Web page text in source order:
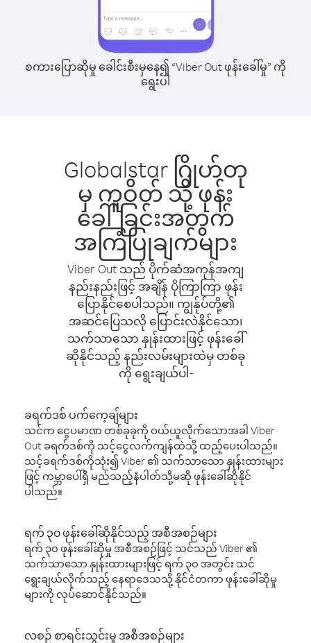
စကားပြောဆိုမှု ခေါင်းစီးမှနေ၍ “Viber Out ဖုန်းခေါ်မှု” ကို
ရွေးပါ
Globalstar ဂြိုဟ်တု
မှ ကူဝိတ် သို့ ဖုန်း
ခေါ်ခြင်းအတွက်
အကြံပြုချက်များ
Viber Out သည် ပိုက်ဆံအကုန်အကျ
နည်းနည်းဖြင့် အချိန် ပိုကြာကြာ ဖုန်း
ပြောနိုင်စေပါသည်။ ကျွန်ုပ်တို့၏
အဆင်ပြေသလို ပြောင်းလဲနိုင်သော၊
သက်သာသော နှုန်းထားဖြင့် ဖုန်းခေါ်
ဆိုနိုင်သည့် နည်းလမ်းများထဲမှ တစ်ခု
ကို ရွေးချယ်ပါ-
ခရက်ဒစ် ပက်ကေ့ချ်များ
သင်က ငွေပမာဏ တစ်ခုခုကို ဝယ်ယူလိုက်သောအခါ Viber
Out ခရက်ဒစ်ကို သင့်ငွေလက်ကျန်ထဲသို့ ထည့်ပေးပါသည်။
သင့်ခရက်ဒစ်ကိုသုံး၍ Viber ၏ သက်သာသော နှုန်းထားများ
ဖြင့် ကမ္ဘာပေါ်ရှိ မည်သည့်နံပါတ်သို့မဆို ဖုန်းခေါ်ဆိုနိုင်
ပါသည်။
ရက် ၃၀ ဖုန်းခေါ်ဆိုနိုင်သည့် အစီအစဉ်များ
ရက် ၃၀ ဖုန်းခေါ်ဆိုမှု အစီအစဉ်ဖြင့် သင်သည် Viber ၏
သက်သာသော နှုန်းထားများဖြင့် ရက် ၃၀ အတွင်း သင်
ရွေးချယ်လိုက်သည့် နေရာဒေသသို့ နိုင်ငံတကာ ဖုန်းခေါ်ဆိုမှု
များကို လုပ်ဆောင်နိုင်သည်။
လစဉ် စာရင်းသွင်းမှု အစီအစဉ်များ